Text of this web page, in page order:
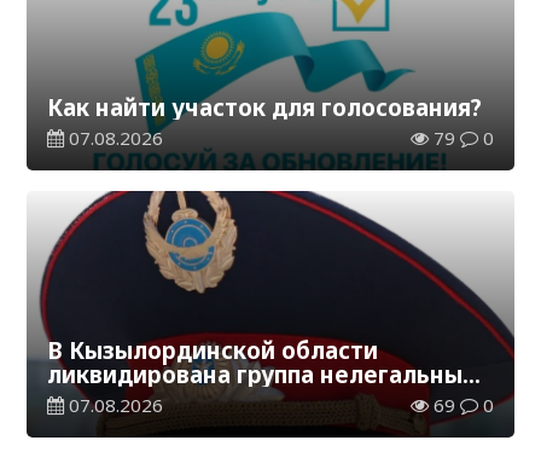
Как найти участок для голосования?
07.08.2026 79 0
В Кызылординской области
ликвидирована группа нелегальных
добытчиков золота
07.08.2026 69 0